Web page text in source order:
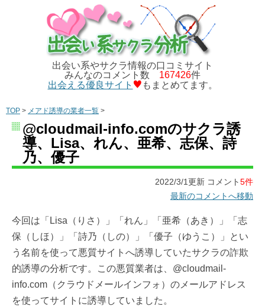
出会い系やサクラ情報の口コミサイト
みんなのコメント数 167426件
出会える優良サイト
もまとめてます。
TOP > メアド誘導の業者一覧 >
@cloudmail-info.comのサクラ誘
導、Lisa、れん、亜希、志保、詩
乃、優子
2022/3/1更新 コメント5件
最新のコメントへ移動
今回は「Lisa（りさ）」「れん」「亜希（あき）」「志
保（しほ）」「詩乃（しの）」「優子（ゆうこ）」とい
う名前を使って悪質サイトへ誘導していたサクラの詐欺
的誘導の分析です。この悪質業者は、@cloudmail-
info.com（クラウドメールインフォ）のメールアドレス
を使ってサイトに誘導していました。